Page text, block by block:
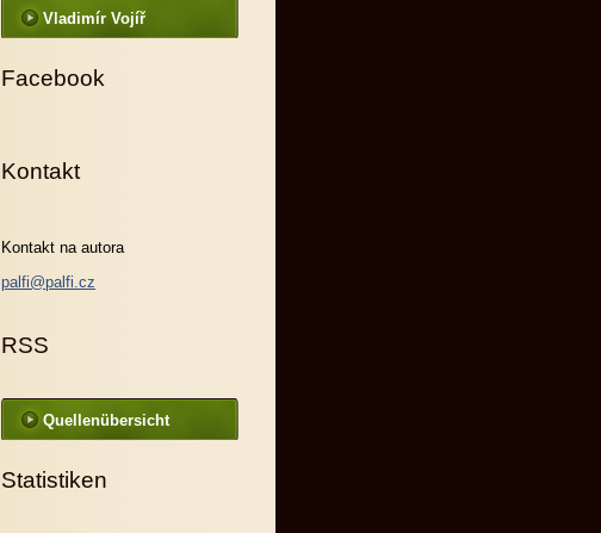
Vladimír Vojíř
Facebook
Kontakt
Kontakt na autora
palfi@palfi.cz
RSS
Quellenübersicht
Statistiken